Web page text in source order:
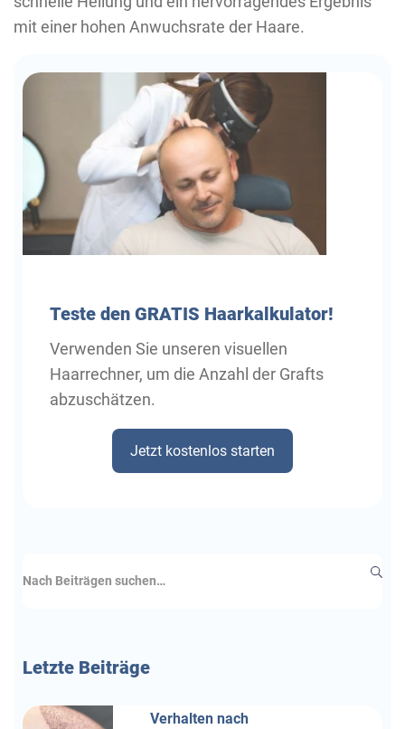
mit einer hohen Anwuchsrate der Haare.
Teste den GRATIS Haarkalkulator!
Verwenden Sie unseren visuellen
Haarrechner, um die Anzahl der Grafts
abzuschätzen.
Jetzt kostenlos starten
Letzte Beiträge
Verhalten nach